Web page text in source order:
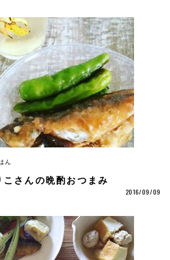
ん
さんの晩酌おつまみ
2016/09/09